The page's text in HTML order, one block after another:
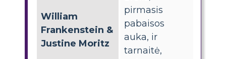
William
Frankenstein &
Justine Moritz
pirmasis
pabaisos
auka, ir
tarnaitė,